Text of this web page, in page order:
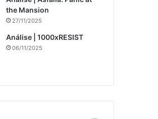
the Mansion
27/11/2025
Análise | 1000xRESIST
06/11/2025